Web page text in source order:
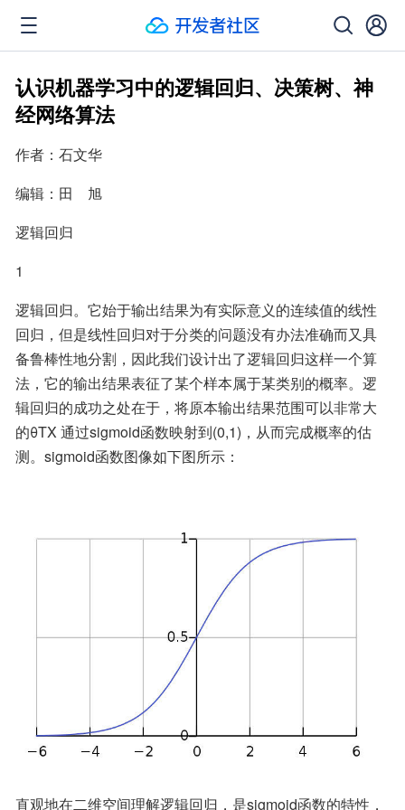
认识机器学习中的逻辑回归、决策树、神
经网络算法
作者：石文华
编辑：田　旭
逻辑回归
1
逻辑回归。它始于输出结果为有实际意义的连续值的线性
回归，但是线性回归对于分类的问题没有办法准确而又具
备鲁棒性地分割，因此我们设计出了逻辑回归这样一个算
法，它的输出结果表征了某个样本属于某类别的概率。逻
辑回归的成功之处在于，将原本输出结果范围可以非常大
的θTX 通过sigmoid函数映射到(0,1)，从而完成概率的估
测。sigmoid函数图像如下图所示：
直观地在二维空间理解逻辑回归，是sigmoid函数的特性，